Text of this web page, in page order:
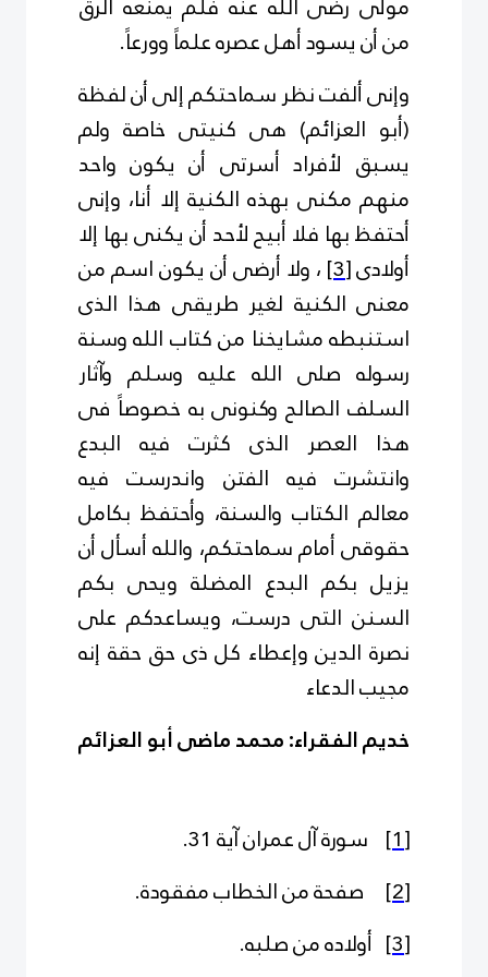
من أن يسود أهل عصره علماً وورعاً.
وإنى ألفت نظر سماحتكم إلى أن لفظة
(أبو العزائم) هى كنيتى خاصة ولم
يسبق لأفراد أسرتى أن يكون واحد
منهم مكنى بهذه الكنية إلا أنا، وإنى
أحتفظ بها فلا أبيح لأحد أن يكنى بها إلا
أولادى[3]
، ولا أرضى أن يكون اسم من
معنى الكنية لغير طريقى هذا الذى
استنبطه مشايخنا من كتاب الله وسنة
رسوله صلى الله عليه وسلم وآثار
السلف الصالح وكنونى به خصوصاً فى
هذا العصر الذى كثرت فيه البدع
وانتشرت فيه الفتن واندرست فيه
معالم الكتاب والسنة، وأحتفظ بكامل
حقوقى أمام سماحتكم، والله أسأل أن
يزيل بكم البدع المضلة ويحى بكم
السنن التى درست، ويساعدكم على
نصرة الدين وإعطاء كل ذى حق حقة إنه
مجيب الدعاء
خديم الفقراء: محمد ماضى أبو العزائم
[1]
سورة آل عمران آية 31.
[2]
صفحة من الخطاب مفقودة.
[3]
أولاده من صلبه.